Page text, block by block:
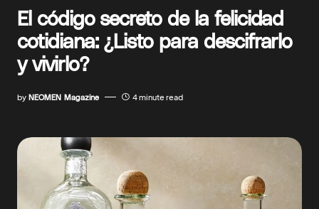
El código secreto de la felicidad
cotidiana: ¿Listo para descifrarlo
y vivirlo?
by NEOMEN Magazine 4 minute read